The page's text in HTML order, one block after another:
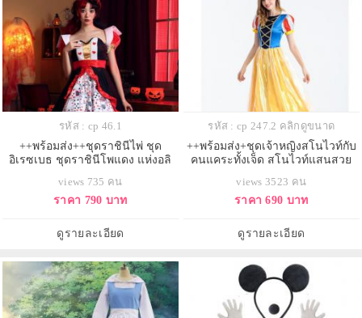
รหัส : cp 46.1
++พร้อมส่ง++ชุดราชินีไพ่ ชุด
อิเรซเบธ ชุดราชินีโพแดง แห่งอลิ
เจ้าหญิงดิสนีย์ Disney
views 735 คน
ราคา 790 บาท
ดูรายละเอียด
รหัส : cp 247.2 คลิกดูขนาด
++พร้อมส่ง+ชุดเจ้าหญิงสโนไวท์กับ
คนแคระทั้งเจ็ด สโนไวท์แสนสวย
views 3523 คน
ราคา 690 บาท
ดูรายละเอียด